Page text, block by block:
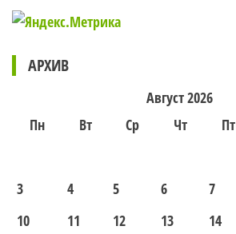
АРХИВ
Август 2026
Пн
Вт Ср Чт Пт
3
4 5 6 7
10
11 12 13 14